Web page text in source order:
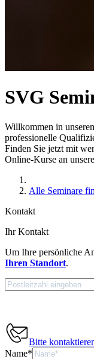
SVG
Willkommen in
professionelle
Finden Sie jetzt mit
Online-Kurse an
Alle Seminare
Kontakt
Ihr Kontakt
Um Ihre persönliche
Ihren Standort.
Bitte
Name*